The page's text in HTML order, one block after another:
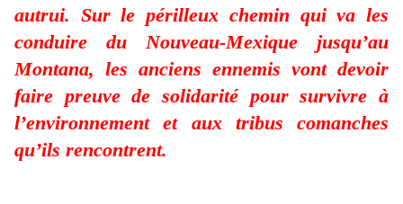
autrui. Sur le périlleux chemin qui va les
conduire du Nouveau-Mexique jusqu’au
Montana, les anciens ennemis vont devoir
faire preuve de solidarité pour survivre à
l’environnement et aux tribus comanches
qu’ils rencontrent.